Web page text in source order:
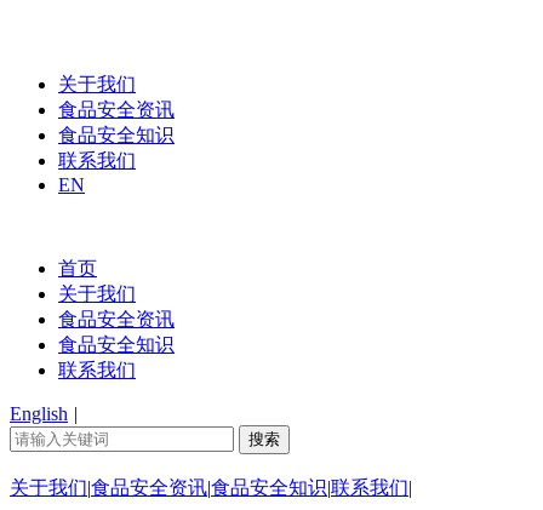
关于我们
食品安全资讯
食品安全知识
联系我们
EN
首页
关于我们
食品安全资讯
食品安全知识
联系我们
English |
关于我们|食品安全资讯|食品安全知识|联系我们|